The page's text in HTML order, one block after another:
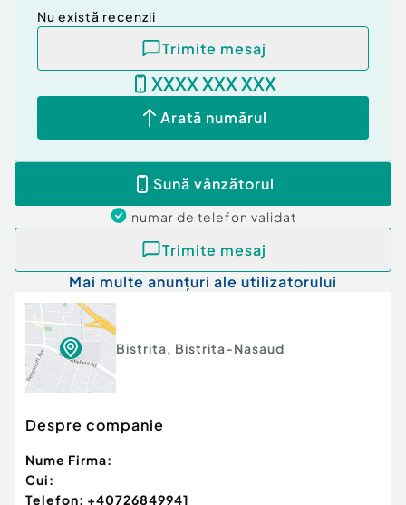
Nu există recenzii
Trimite mesaj
XXXX XXX XXX
Arată numărul
Sună vânzătorul
numar de telefon validat
Trimite mesaj
Mai multe anunțuri ale utilizatorului
Bistrita, Bistrita-Nasaud
Despre companie
Nume Firma:
Cui:
Telefon: +40726849941